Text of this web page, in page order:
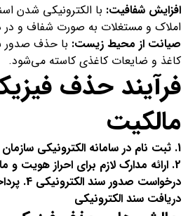
افزایش شفافیت: با الکترونیکی شدن
املاک و مستغلات به صورت شفاف و در
صیانت از محیط زیست: با حذف صدور
کاغذ و ضایعات کاغذی کاسته می‌شود.
فرآیند حذف
مالکیت
1. ثبت نام در سامانه الکترونیکی سازمان ثبت اسناد و املاک کشور
2. ارائه مدارک لازم برای احراز هویت و مالکیت
درخواست صدور سند الکترونیکی 4. پرداخت هزینه‌های مربوطه
دریافت سند الکترونیکی